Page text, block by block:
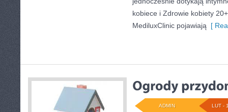
kobiece i Zdrowie kobiety
MediluxClinic pojawiają [
LUT -
ADMIN